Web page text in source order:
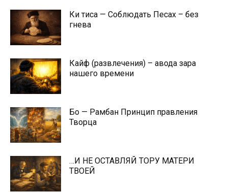
Ки тиса — Соблюдать Песах – без
гнева
Кайф (развлечения) – авода зара
нашего времени
Бо — Рамбан Принцип правления
Творца
…И НЕ ОСТАВЛЯЙ ТОРУ МАТЕРИ
ТВОЕЙ